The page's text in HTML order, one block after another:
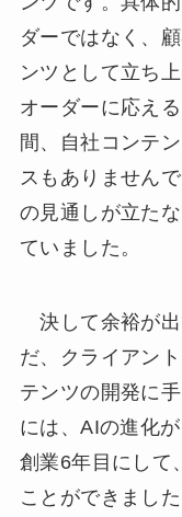
ダーではなく、
ンツとして立ち
オーダーに応え
間、自社コンテ
スもありません
の見通しが立た
ていました。
決して余裕が出
だ、クライアン
テンツの開発に
には、AIの進化
創業6年目にして
ことができました